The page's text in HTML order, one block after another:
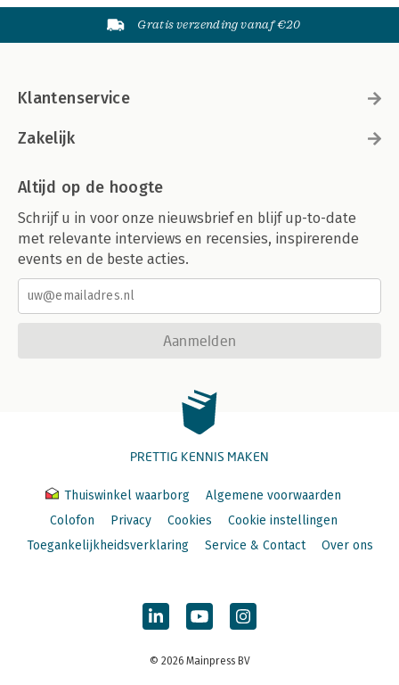
Gratis verzending vanaf €20
Klantenservice
Zakelijk
Altijd op de hoogte
Schrijf u in voor onze nieuwsbrief en blijf up-to-date
met relevante interviews en recensies, inspirerende
events en de beste acties.
Aanmelden
PRETTIG KENNIS MAKEN
Thuiswinkel waarborg
Algemene voorwaarden
Colofon
Privacy Cookies
Cookie instellingen
Toegankelijkheidsverklaring
Service & Contact Over ons
© 2026 Mainpress BV